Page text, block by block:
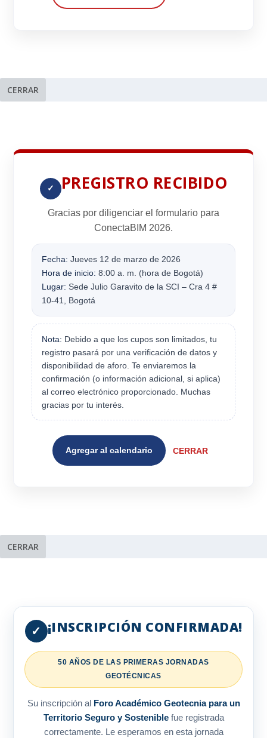
CERRAR
✓ PREGISTRO RECIBIDO
Gracias por diligenciar el formulario para
ConectaBIM 2026.
Fecha: Jueves 12 de marzo de 2026
Hora de inicio: 8:00 a. m. (hora de Bogotá)
Lugar: Sede Julio Garavito de la SCI – Cra 4 #
10-41, Bogotá
Nota: Debido a que los cupos son limitados, tu
registro pasará por una verificación de datos y
disponibilidad de aforo. Te enviaremos la
confirmación (o información adicional, si aplica)
al correo electrónico proporcionado. Muchas
gracias por tu interés.
Agregar al calendario CERRAR
CERRAR
✓ ¡INSCRIPCIÓN CONFIRMADA!
50 AÑOS DE LAS PRIMERAS JORNADAS
GEOTÉCNICAS
Su inscripción al Foro Académico Geotecnia para un
Territorio Seguro y Sosteniblefue registrada
correctamente. Le esperamos en esta jornada